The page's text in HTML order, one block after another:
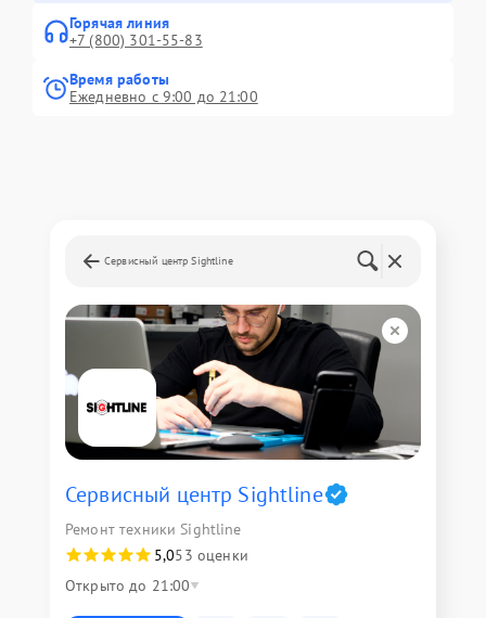
Горячая линия
+7 (800) 301-55-83
Время работы
Ежедневно с 9:00 до 21:00
Сервисный центр Sightline
Сервисный центр Sightline
Ремонт техники Sightline
5,053 оценки
Открыто до 21:00